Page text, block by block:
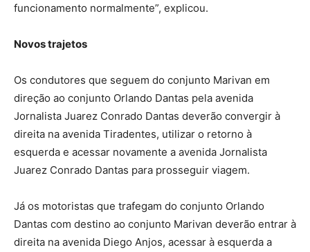
funcionamento normalmente”, explicou.
Novos trajetos
Os condutores que seguem do conjunto Marivan em
direção ao conjunto Orlando Dantas pela avenida
Jornalista Juarez Conrado Dantas deverão convergir à
direita na avenida Tiradentes, utilizar o retorno à
esquerda e acessar novamente a avenida Jornalista
Juarez Conrado Dantas para prosseguir viagem.
Já os motoristas que trafegam do conjunto Orlando
Dantas com destino ao conjunto Marivan deverão entrar à
direita na avenida Diego Anjos, acessar à esquerda a